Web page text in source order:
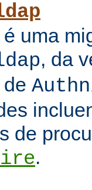
uma
, da
de
.